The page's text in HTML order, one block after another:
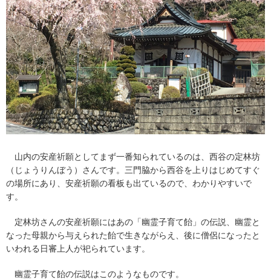
山内の安産祈願としてまず一番知られているのは、西谷の定林坊
（じょうりんぼう）さんです。三門脇から西谷を上りはじめてすぐ
の場所にあり、安産祈願の看板も出ているので、わかりやすいで
す。
定林坊さんの安産祈願にはあの「幽霊子育て飴」の伝説、幽霊と
なった母親から与えられた飴で生きながらえ、後に僧侶になったと
いわれる日審上人が祀られています。
幽霊子育て飴の伝説はこのようなものです。